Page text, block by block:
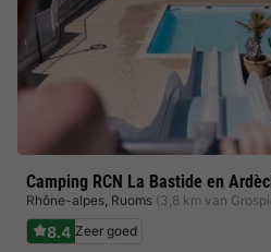
Camping RCN La Bastide en
Rhône-alpes, Ruoms (3,8 km van
8.4 Zeer goed